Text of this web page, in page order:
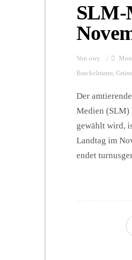
SLM-
Von owy
Brackelmann Grüne
Der
Medien (SLM)
gewählt wird,
Landtag im
endet